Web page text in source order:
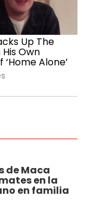
de Maca
en la
en familia